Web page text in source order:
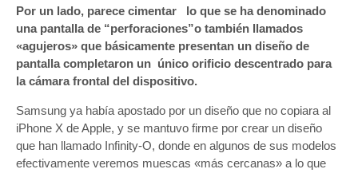
Por un lado, parece cimentar lo que se ha denominado
una pantalla de “perforaciones”o también llamados
«agujeros» que básicamente presentan un diseño de
pantalla completaron un único orificio descentrado para
la cámara frontal del dispositivo.
Samsung ya había apostado por un diseño que no copiara al
iPhone X de Apple, y se mantuvo firme por crear un diseño
que han llamado Infinity-O, donde en algunos de sus modelos
efectivamente veremos muescas «más cercanas» a lo que